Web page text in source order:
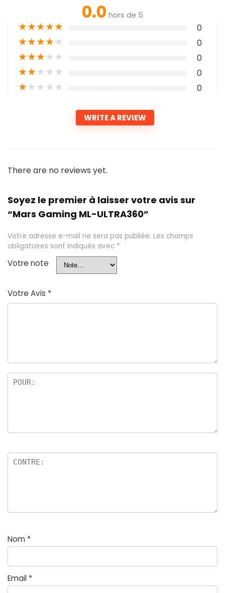
0.0 hors de 5
★★★★★ 0
★★★★★ 0
★★★★★ 0
★★★★★ 0
★★★★★ 0
WRITE A REVIEW
There are no reviews yet.
Soyez le premier à laisser votre avis sur
“Mars Gaming ML-ULTRA360”
Votre adresse e-mail ne sera pas publiée. Les champs
obligatoires sont indiqués avec *
Votre note
Votre Avis *
Nom *
Email *